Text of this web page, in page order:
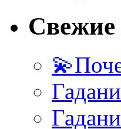
Свежие